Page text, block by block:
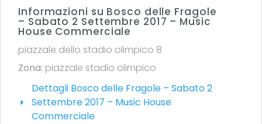
Informazioni su Bosco delle Fragole
– Sabato 2 Settembre 2017 – Music
House Commerciale
piazzale dello stadio olimpico 8
Zona: piazzale stadio olimpico
Dettagli Bosco delle Fragole – Sabato 2
Settembre 2017 – Music House
Commerciale